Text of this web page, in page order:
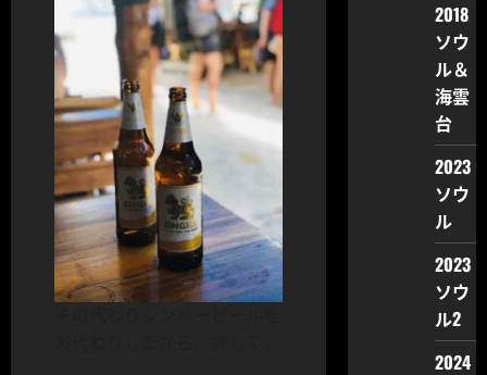
2018
ソウ
ル＆
海雲
台
2023
ソウ
ル
2023
ソウ
ル2
2024